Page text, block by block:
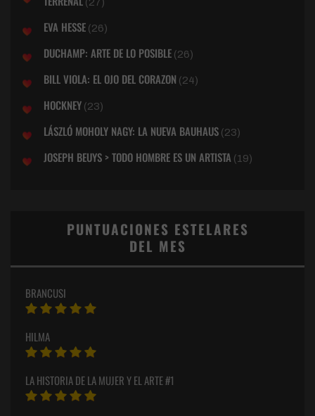
EVA HESSE (26)
DUCHAMP: ARTE DE LO POSIBLE (26)
BILL VIOLA: EL OJO DEL CORAZON (24)
HOCKNEY (23)
LÁSZLÓ MOHOLY NAGY: LA NUEVA BAUHAUS (23)
JOSEPH BEUYS > TODO HOMBRE ES UN ARTISTA (19)
PUNTUACIONES ESTELARES
DEL MES
BRANCUSI
HILMA
LA HISTORIA DE LA MUJER Y EL ARTE #1